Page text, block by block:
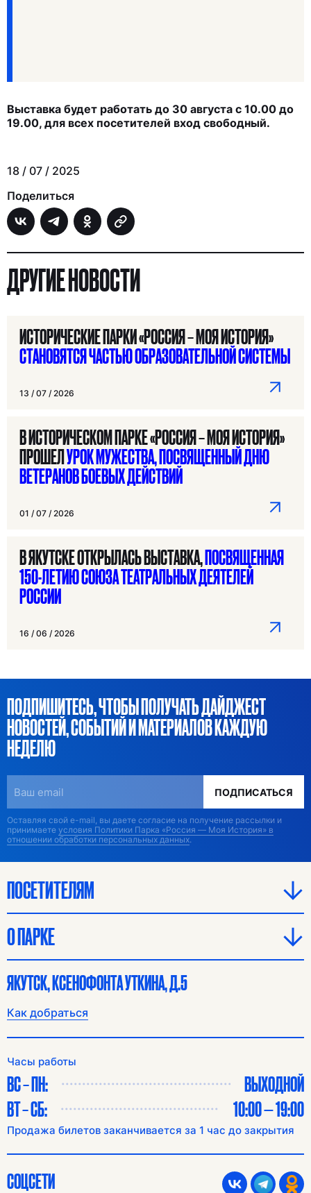
Выставка будет работать до 30 августа с 10.00 до
19.00, для всех посетителей вход свободный.
18 / 07 / 2025
Поделиться
ДРУГИЕ НОВОСТИ
ИСТОРИЧЕСКИЕ ПАРКИ «РОССИЯ – МОЯ ИСТОРИЯ»
СТАНОВЯТСЯ ЧАСТЬЮ ОБРАЗОВАТЕЛЬНОЙ СИСТЕМЫ
13 / 07 / 2026
В ИСТОРИЧЕСКОМ ПАРКЕ «РОССИЯ – МОЯ ИСТОРИЯ»
ПРОШЕЛУРОК МУЖЕСТВА, ПОСВЯЩЕННЫЙ ДНЮ
ВЕТЕРАНОВ БОЕВЫХ ДЕЙСТВИЙ
01 / 07 / 2026
В ЯКУТСКЕ ОТКРЫЛАСЬ ВЫСТАВКА,ПОСВЯЩЕННАЯ
150-ЛЕТИЮ СОЮЗА ТЕАТРАЛЬНЫХ ДЕЯТЕЛЕЙ
РОССИИ
16 / 06 / 2026
ПОДПИШИТЕСЬ, ЧТОБЫ ПОЛУЧАТЬ ДАЙДЖЕСТ
НОВОСТЕЙ, СОБЫТИЙ И МАТЕРИАЛОВ КАЖДУЮ
НЕДЕЛЮ
ПОДПИСАТЬСЯ
Оставляя свой e-mail, вы даете согласие на получение рассылки и
принимаете условия Политики Парка «Россия — Моя История» в
отношении обработки персональных данных.
ПОСЕТИТЕЛЯМ
О ПАРКЕ
ЯКУТСК, КСЕНОФОНТА УТКИНА, Д.5
Как добраться
Часы работы
ВС – ПН:
ВЫХОДНОЙ
ВТ – СБ:
10:00 — 19:00
Продажа билетов заканчивается за 1 час до закрытия
СОЦСЕТИ